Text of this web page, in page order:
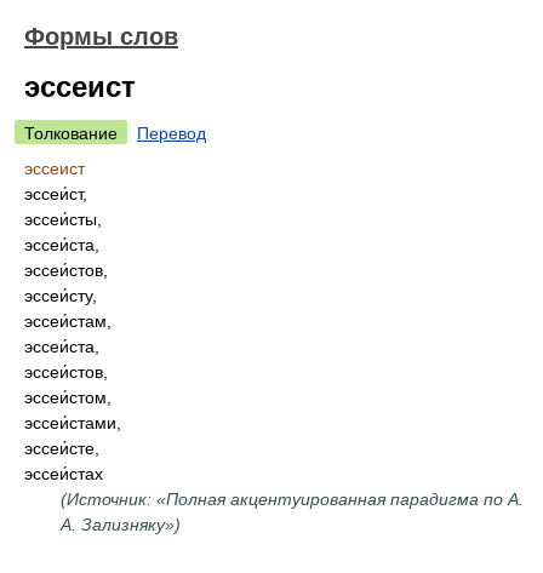
Формы слов
эссеист
Толкование
Перевод
эссеист
эссеи́ст,
эссеи́сты,
эссеи́ста,
эссеи́стов,
эссеи́сту,
эссеи́стам,
эссеи́ста,
эссеи́стов,
эссеи́стом,
эссеи́стами,
эссеи́сте,
эссеи́стах
(Источник: «Полная акцентуированная парадигма по А.
А. Зализняку»)